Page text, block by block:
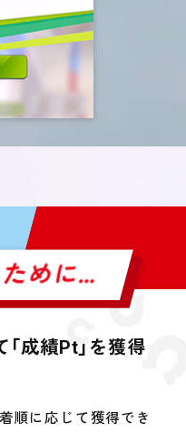
ために…
成績Pt」を獲得
順に応じて獲得でき